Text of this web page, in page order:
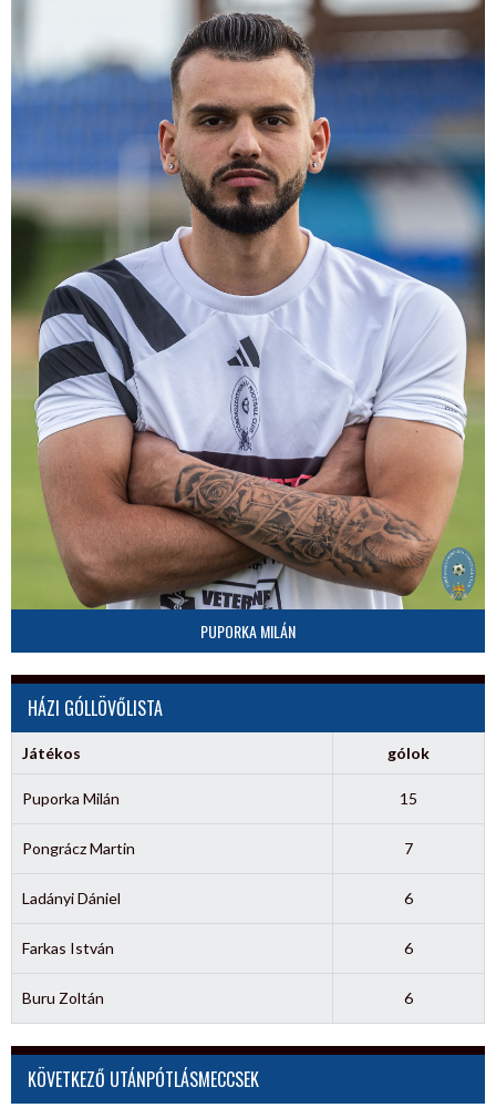
PUPORKA MILÁN
HÁZI GÓLLÖVŐLISTA
Játékos gólok
Puporka Milán 15
Pongrácz Martin 7
Ladányi Dániel 6
Farkas István 6
Buru Zoltán 6
KÖVETKEZŐ UTÁNPÓTLÁSMECCSEK